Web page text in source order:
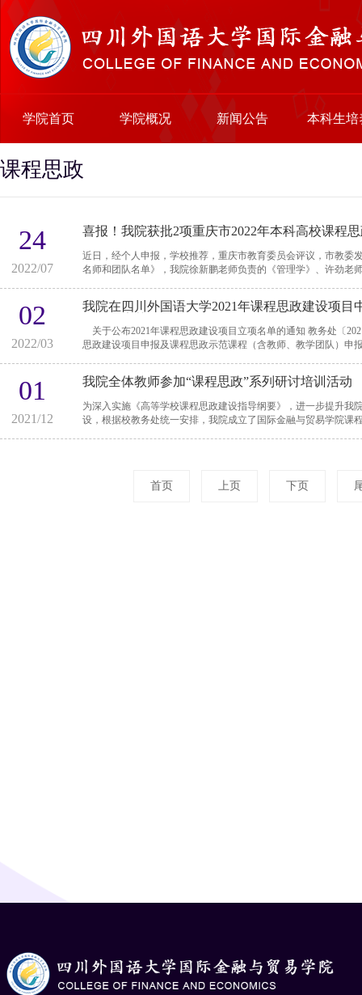
学院首页 学院概况 新闻公告 本科生培
课程思政
24
2022/07
喜报！我院获批2项重庆市2022年本科高校课程
近日，经个人申报，学校推荐，重庆市教育委员会评议，市教委
名师和团队名单》，我院徐新鹏老师负责的《管理学》、许劲老
02
2022/03
我院在四川外国语大学2021年课程思政建设项
思政建设项目申报及课程思政示范课程（含教师、教学团队）申
01
2021/12
我院全体教师参加“课程思政”系列研讨培训活动
为深入实施《高等学校课程思政建设指导纲要》，进一步提升我
设，根据校教务处统一安排，我院成立了国际金融与贸易学院课
首页 上页 下页